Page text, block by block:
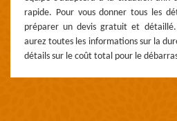
rapide. Pour vous donner tous les
préparer un devis gratuit et
aurez toutes les informations sur la
détails sur le coût total pour le